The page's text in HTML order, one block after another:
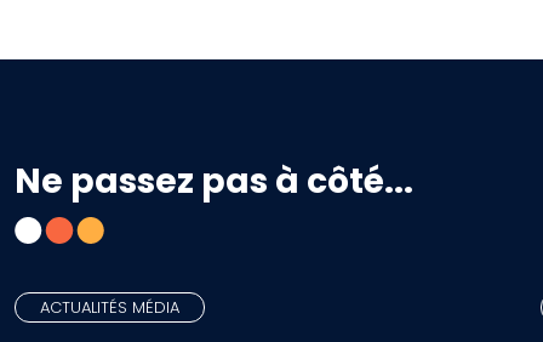
Ne passez pas à côté...
ACTUALITÉS MÉDIA